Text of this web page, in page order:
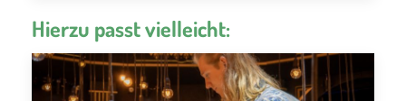
Hierzu passt vielleicht: